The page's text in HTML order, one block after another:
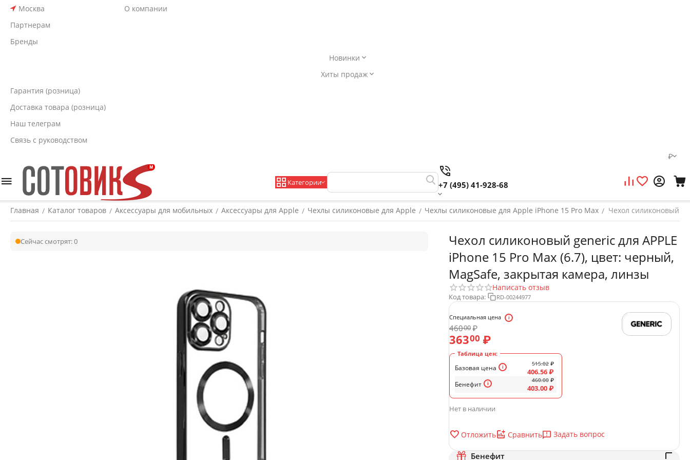
Москва
О компании
Партнерам
Бренды
Новинки
Хиты продаж
Гарантия (розница)
Доставка товара (розница)
Наш телеграм
Связь с руководством
₽
Категории +7 (495) 41-928-68
Главная / Каталог товаров / Аксессуары для мобильных / Аксессуары для Apple / Чехлы силиконовые для Apple / Чехлы силиконовые для Apple iPhone 15 Pro Max / Чехол силиконовый
Сейчас смотрят:0
Чехол силиконовый generic для APPLE
iPhone 15 Pro Max (6.7), цвет: черный,
MagSafe, закрытая камера, линзы
Написать отзыв
Код товара: RD-00244977
Специальная цена
46000₽
36300 ₽
Таблица цен:
Базовая цена
Бенефит
515.02 ₽
406.56₽
460.00 ₽
403.00₽
Нет в наличии
Отложить Сравнить Задать вопрос
Бенефит